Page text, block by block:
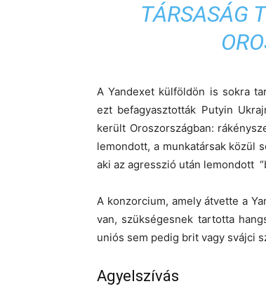
TÁRSASÁG
A Yandexet külföldön is sokra
ezt befagyasztották Putyin
került Oroszországban:
lemondott, a munkatársak közül
aki az agresszió után lemondott
A konzorcium, amely átvette a
van, szükségesnek tartotta
uniós sem pedig brit vagy svájci
Agyelszívás